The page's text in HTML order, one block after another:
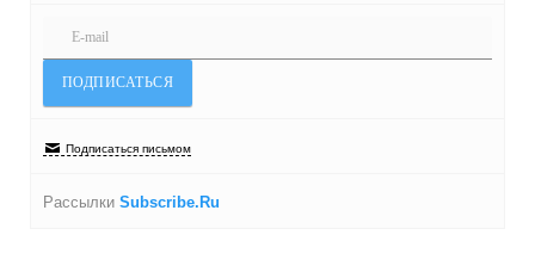
Подписаться письмом
Рассылки Subscribe.Ru